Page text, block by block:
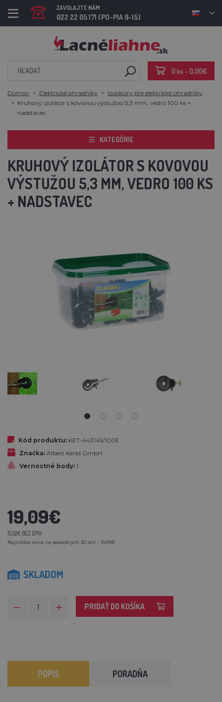
ZAVOLAJTE NÁM
022 22 05 171 (PO-PIA 9-15)
0 ks - 0,00€
Domov Elektrické ohradníky
Izolátory pre elektrické ohradníky
Kruhový izolátor s kovovou výstužou 5,3 mm, vedro 100 ks +
nadstavec
KATEGÓRIE
KRUHOVÝ IZOLÁTOR S KOVOVOU
VÝSTUŽOU 5,3 MM, VEDRO 100 KS
+ NADSTAVEC
Kód produktu: KET-443145/100E
Značka: Albert Kerbl GmbH
Vernostné body: 1
19,09€
15,52€ BEZ DPH
Najnižšia cena za posledných 30 dní - 19,09€
SKLADOM
PRIDAŤ DO KOŠÍKA
POPIS PORADŇA